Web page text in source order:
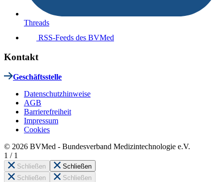
Threads
RSS-Feeds des BVMed
Kontakt
Geschäftsstelle
Datenschutzhinweise
AGB
Barrierefreiheit
Impressum
Cookies
© 2026 BVMed - Bundesverband Medizintechnologie e.V.
1 / 1
Schließen
Schließen
Schließen
Schließen